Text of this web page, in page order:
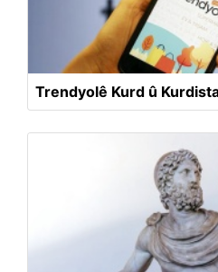
Trendyolê Kurd û